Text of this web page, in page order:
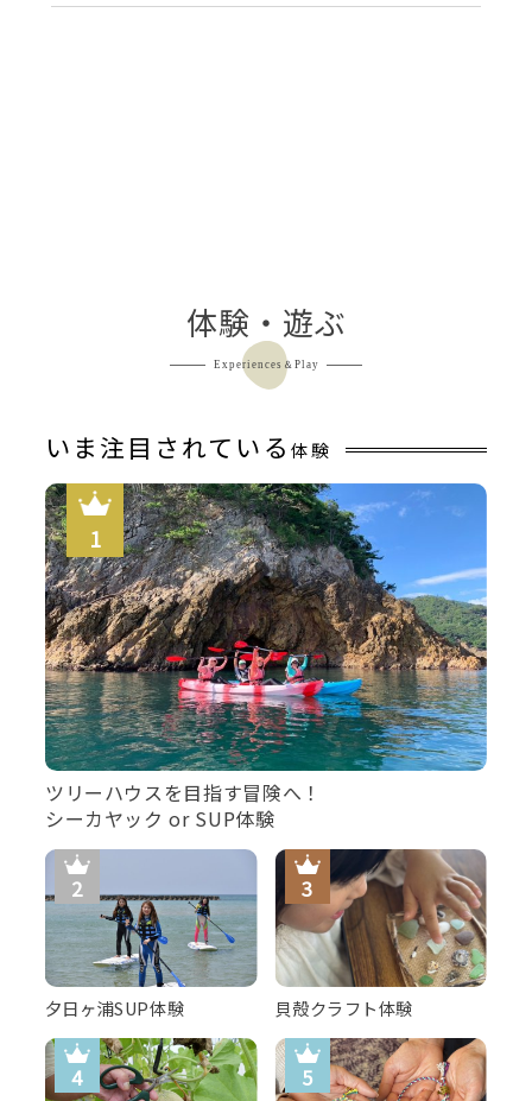
体験・遊ぶ
Experiences＆Play
いま注目されている 体験
ツリーハウスを目指す冒険へ！
シーカヤック or SUP体験
夕日ヶ浦SUP体験 貝殻クラフト体験